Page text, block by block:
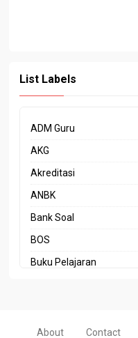
List Labels
ADM Guru
AKG
Akreditasi
ANBK
Bank Soal
BOS
Buku Pelajaran
CPNS
About Contact